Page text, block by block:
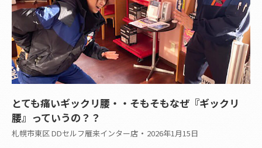
とても痛いギックリ腰・・そもそもなぜ『ギックリ
腰』っていうの？？
札幌市東区 DDセルフ雁来インター店 2026年1月15日